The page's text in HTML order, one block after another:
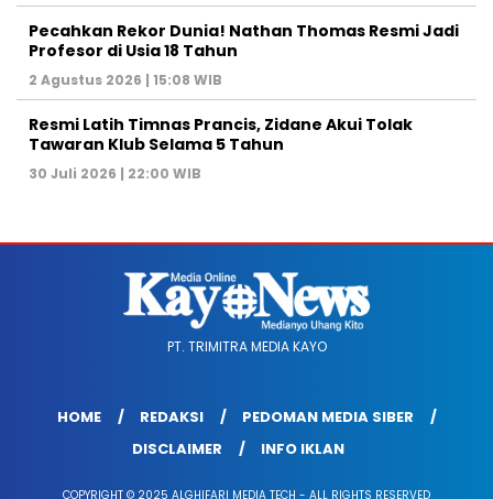
Pecahkan Rekor Dunia! Nathan Thomas Resmi Jadi
Profesor di Usia 18 Tahun
2 Agustus 2026 | 15:08 WIB
Resmi Latih Timnas Prancis, Zidane Akui Tolak
Tawaran Klub Selama 5 Tahun
30 Juli 2026 | 22:00 WIB
PT. TRIMITRA MEDIA KAYO
HOME REDAKSI
PEDOMAN MEDIA SIBER
DISCLAIMER
INFO IKLAN
COPYRIGHT © 2025 ALGHIFARI MEDIA TECH - ALL RIGHTS RESERVED